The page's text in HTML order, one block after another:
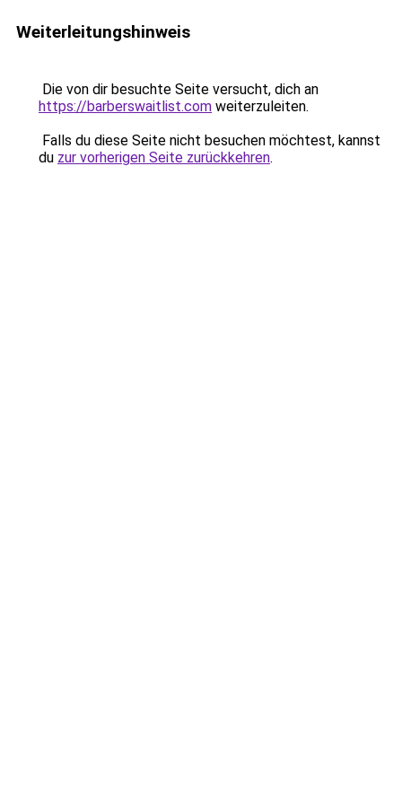
Weiterleitungshinweis
Die von dir besuchte Seite versucht, dich an
https://barberswaitlist.com weiterzuleiten.
Falls du diese Seite nicht besuchen möchtest, kannst
du zur vorherigen Seite zurückkehren.